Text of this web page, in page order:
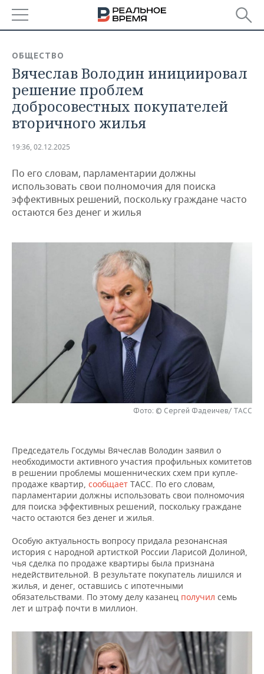
БАШКОРТОСТАН
ТАТАРСТАН
УДМУРТИЯ
НОВОСТИ
АНАЛИТИКА
НОВОСТИ АНАЛИТИКИ
ДЕКЛАРАЦИИ О ДОХОДАХ
КОРОЛИ ГОСЗАКАЗА ПФО
ВУЗЫ ТАТАРСТАНА
ТОРГОВЫЕ ЦЕНТРЫ
ЭКОНОМИКА
НОВОСТИ ЭКОНОМИКИ
ФИНАНСЫ
БАНКИ
ПРОМЫШЛЕННОСТЬ
НОВОСТИ
ПРОМЫШЛЕННОСТИ
АГРОПРОМ
МАШИНОСТРОЕНИЕ
ЭНЕРГЕТИКА
НЕДВИЖИМОСТЬ
НОВОСТИ НЕДВИЖИМОСТИ
АВТО
НОВОСТИ БИЗНЕСА
РОЗНИЧНАЯ ТОРГОВЛЯ
НОВОСТИ ТЕХНОЛОГИЙ
ТЕЛЕКОММУНИКАЦИИ
НОВОСТИ МЕРОПРИЯТИЙ
ВЫЕЗДНАЯ РЕДАКЦИЯ
БИЗНЕС-БРАНЧИ
ONLINE-КОНФЕРЕНЦИИ
НОВОСТИ СПОРТА
ФУТБОЛ
ХОККЕЙ
ВОЛЕЙБОЛ
КИБЕРСПОРТ
ФИГУРНОЕ КАТАНИЕ
ХОККЕЙ С МЯЧОМ
НОВОСТИ ОБЩЕСТВА
ВЛАСТЬ
ИСТОРИЯ
КУЛЬТУРА
МЕДИЦИНА
ПРОИСШЕСТВИЯ
ФОТОГАЛЕРЕЯ
СЮЖЕТЫ
СПИСОК ПЕРСОН
СПИСОК КОМПАНИЙ
ПОЛНАЯ ВЕРСИЯ
ОБЩЕСТВО
Вячеслав Володин инициировал
решение проблем
добросовестных покупателей
вторичного жилья
19:36, 02.12.2025
По его словам, парламентарии должны
использовать свои полномочия для поиска
эффективных решений, поскольку граждане часто
остаются без денег и жилья
Фото: © Сергей Фадеичев/ ТАСС
Председатель Госдумы Вячеслав Володин заявил о
необходимости активного участия профильных комитетов
в решении проблемы мошеннических схем при купле-
продаже квартир, сообщает ТАСС. По его словам,
парламентарии должны использовать свои полномочия
для поиска эффективных решений, поскольку граждане
часто остаются без денег и жилья.
Особую актуальность вопросу придала резонансная
история с народной артисткой России Ларисой Долиной,
чья сделка по продаже квартиры была признана
недействительной. В результате покупатель лишился и
жилья, и денег, оставшись с ипотечными
обязательствами. По этому делу казанец получил семь
лет и штраф почти в миллион.